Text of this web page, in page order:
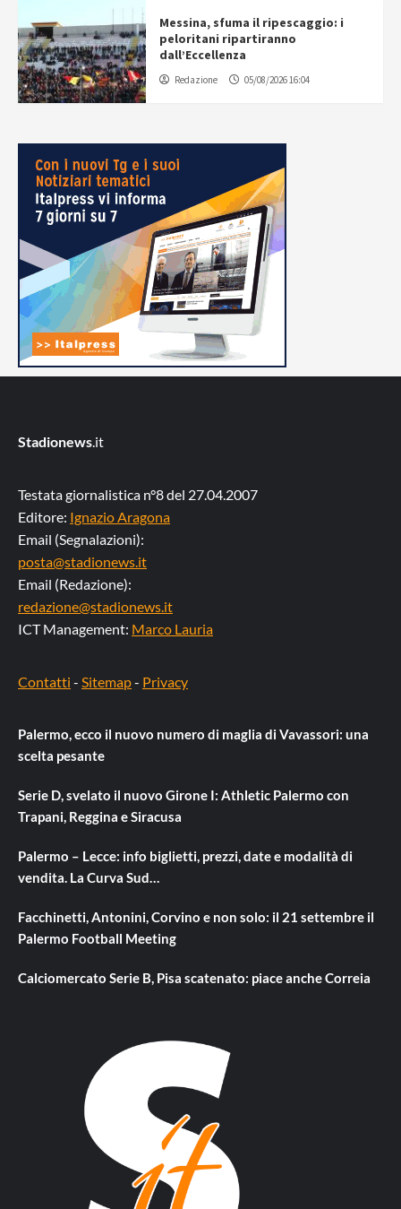
Messina, sfuma il ripescaggio: i
peloritani ripartiranno
dall’Eccellenza
Redazione 05/08/2026 16:04
Stadionews.it
Testata giornalistica n°8 del 27.04.2007
Editore: Ignazio Aragona
Email (Segnalazioni):
posta@stadionews.it
Email (Redazione):
redazione@stadionews.it
ICT Management: Marco Lauria
Contatti - Sitemap- Privacy
Palermo, ecco il nuovo numero di maglia di Vavassori: una
scelta pesante
Serie D, svelato il nuovo Girone I: Athletic Palermo con
Trapani, Reggina e Siracusa
Palermo – Lecce: info biglietti, prezzi, date e modalità di
vendita. La Curva Sud…
Facchinetti, Antonini, Corvino e non solo: il 21 settembre il
Palermo Football Meeting
Calciomercato Serie B, Pisa scatenato: piace anche Correia